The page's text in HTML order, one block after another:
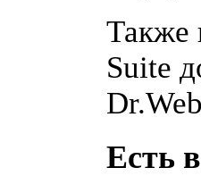
Также
Suite
Есть